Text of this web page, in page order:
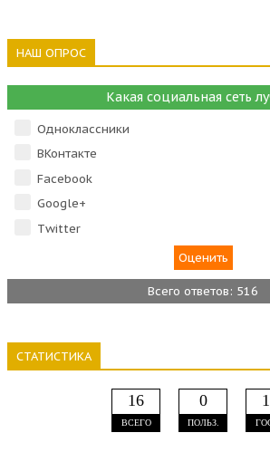
НАШ ОПРОС
Какая социальная сеть
Одноклассники
ВКонтакте
Facebook
Google+
Тwitter
Всего ответов: 516
СТАТИСТИКА
16
ВСЕГО
0
ПОЛЬЗ.